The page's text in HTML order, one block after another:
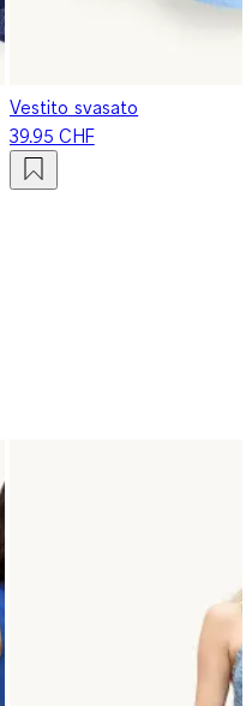
Vestito svasato
39.95 CHF